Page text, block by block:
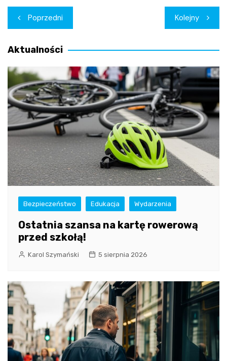
Nawigacja
wpisu
Poprzedni Kolejny
Aktualności
Bezpieczeństwo Edukacja Wydarzenia
Ostatnia szansa na kartę rowerową
przed szkołą!
Karol Szymański 5 sierpnia 2026